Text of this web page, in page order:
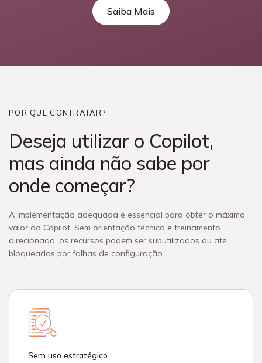
Saiba Mais
POR QUE CONTRATAR?
Deseja utilizar o Copilot,
mas ainda não sabe por
onde começar?
A implementação adequada é essencial para obter o máximo
valor do Copilot. Sem orientação técnica e treinamento
direcionado, os recursos podem ser subutilizados ou até
bloqueados por falhas de configuração.
Sem uso estratégico